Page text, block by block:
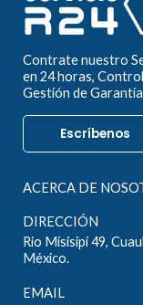
Contrate nuestro
en 24 horas,
Gestión de
Escríbenos
ACERCA DE
DIRECCIÓN
Rio Misisipi 49,
México.
EMAIL